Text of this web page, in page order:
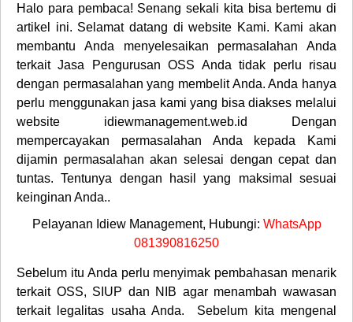
Halo para pembaca! Senang sekali kita bisa bertemu di
artikel ini. Selamat datang di website Kami. Kami akan
membantu Anda menyelesaikan permasalahan Anda
terkait Jasa Pengurusan OSS Anda tidak perlu risau
dengan permasalahan yang membelit Anda. Anda hanya
perlu menggunakan jasa kami yang bisa diakses melalui
website idiewmanagement.web.id Dengan
mempercayakan permasalahan Anda kepada Kami
dijamin permasalahan akan selesai dengan cepat dan
tuntas. Tentunya dengan hasil yang maksimal sesuai
keinginan Anda..
Pelayanan Idiew Management, Hubungi: WhatsApp
081390816250
Sebelum itu Anda perlu menyimak pembahasan menarik
terkait OSS, SIUP dan NIB agar menambah wawasan
terkait legalitas usaha Anda. Sebelum kita mengenal